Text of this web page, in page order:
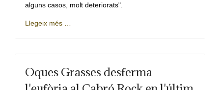
alguns casos, molt deteriorats".
Llegeix més …
Oques Grasses desferma